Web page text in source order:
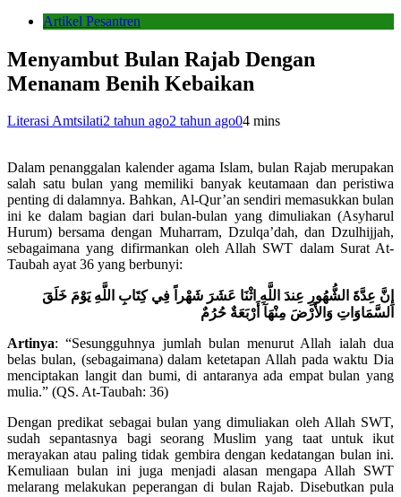
Artikel Pesantren
Menyambut Bulan Rajab Dengan
Menanam Benih Kebaikan
Literasi Amtsilati2 tahun ago2 tahun ago04 mins
Dalam penanggalan kalender agama Islam, bulan Rajab merupakan
salah satu bulan yang memiliki banyak keutamaan dan peristiwa
penting di dalamnya. Bahkan, Al-Qur’an sendiri memasukkan bulan
ini ke dalam bagian dari bulan-bulan yang dimuliakan (Asyharul
Hurum) bersama dengan Muharram, Dzulqa’dah, dan Dzulhijjah,
sebagaimana yang difirmankan oleh Allah SWT dalam Surat At-
Taubah ayat 36 yang berbunyi:
إِنَّ عِدَّةَ الشُّهُورِ عِندَ اللَّهِ اثْنَا عَشَرَ شَهْراً فِي كِتَابِ اللَّهِ يَوْمَ خَلَقَ
السَّمَاوَاتِ وَالأَرْضَ مِنْهَآ أَرْبَعَةٌ حُرُمٌ
Artinya: “Sesungguhnya jumlah bulan menurut Allah ialah dua
belas bulan, (sebagaimana) dalam ketetapan Allah pada waktu Dia
menciptakan langit dan bumi, di antaranya ada empat bulan yang
mulia.” (QS. At-Taubah: 36)
Dengan predikat sebagai bulan yang dimuliakan oleh Allah SWT,
sudah sepantasnya bagi seorang Muslim yang taat untuk ikut
merayakan atau paling tidak gembira dengan kedatangan bulan ini.
Kemuliaan bulan ini juga menjadi alasan mengapa Allah SWT
melarang melakukan peperangan di bulan Rajab. Disebutkan pula